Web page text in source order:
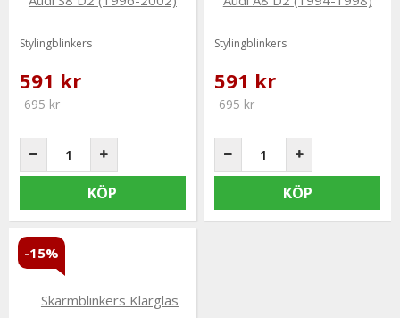
Stylingblinkers
591 kr
695 kr
KÖP
Stylingblinkers
591 kr
695 kr
KÖP
-15%